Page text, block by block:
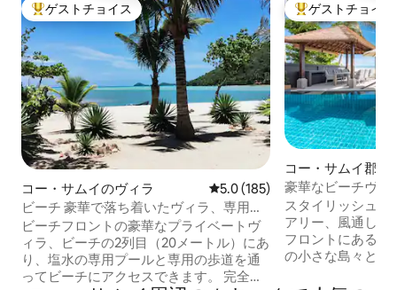
大好評のゲストチョイスです。
ゲストチョイス
コー・サムイのヴィラ レビュー185件、5つ星中5.0つ
5.0 (185)
ビーチ 豪華で落ち着いたヴィラ、専用ス
イミングプール付き
ビーチフロントの豪華なプライベートヴ
ィラ、ビーチの2列目（20メートル）にあ
り、塩水の専用プールと専用の歩道を通
ってビーチにアクセスできます。 完全な
大好評のゲスト
ゲストチョイス
コー・サムイ郡の
豪華なビーチヴィ
ム」
スタイリッシュで
アリー、風通しが
フロントにあるこ
の小さな島々とそ